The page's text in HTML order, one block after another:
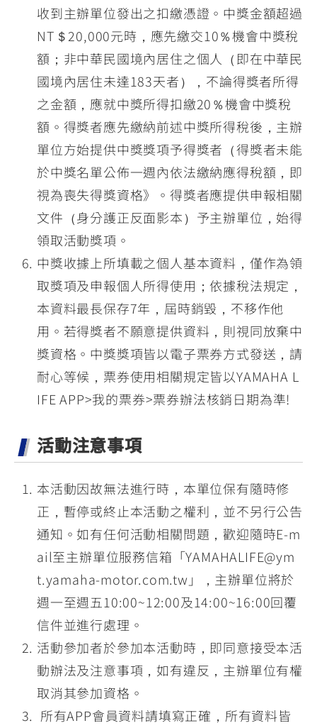
收到主辦單位發出之扣繳憑證。中獎金額超過
NT＄20,000元時，應先繳交10％機會中獎稅
額；非中華民國境內居住之個人（即在中華民
國境內居住未達183天者），不論得獎者所得
之金額，應就中獎所得扣繳20％機會中獎稅
額。得獎者應先繳納前述中獎所得稅後，主辦
單位方始提供中獎獎項予得獎者（得獎者未能
於中獎名單公佈一週內依法繳納應得稅額，即
視為喪失得獎資格》。得獎者應提供申報相關
文件（身分護正反面影本）予主辦單位，始得
領取活動獎項。
中獎收據上所填載之個人基本資料，僅作為領
取獎項及申報個人所得使用；依據稅法規定，
本資料最長保存7年，屆時銷毀，不移作他
用。若得獎者不願意提供資料，則視同放棄中
獎資格。中獎獎項皆以電子票券方式發送，請
耐心等候，票券使用相關規定皆以YAMAHA L
IFE APP>我的票券>票券辦法核銷日期為準!
活動注意事項
本活動因故無法進行時，本單位保有隨時修
正，暫停或終止本活動之權利，並不另行公告
通知。如有任何活動相關問題，歡迎隨時E-m
ail至主辦單位服務信箱「YAMAHALIFE@ym
t.yamaha-motor.com.tw」，主辦單位將於
週一至週五10:00~12:00及14:00~16:00回覆
信件並進行處理。
活動參加者於參加本活動時，即同意接受本活
動辦法及注意事項，如有違反，主辦單位有權
取消其參加資格。
所有APP會員資料請填寫正確，所有資料皆